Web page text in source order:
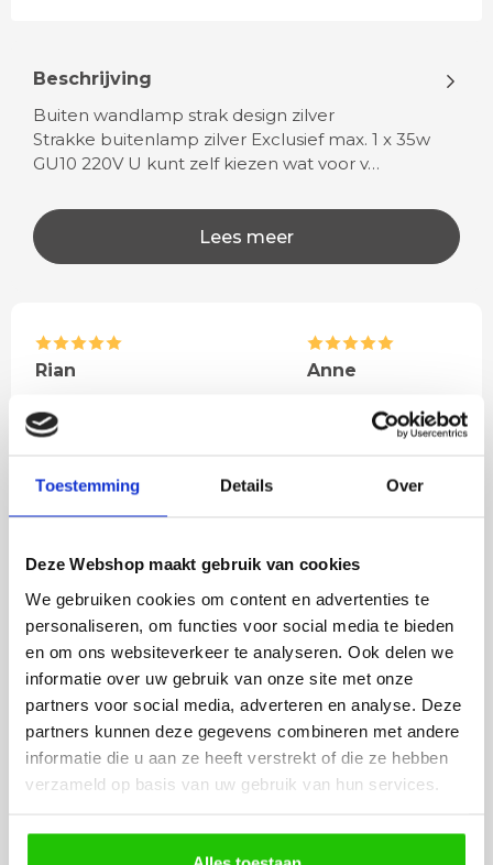
Toestemming Details Over
Deze Webshop maakt gebruik van cookies
We gebruiken cookies om content en advertenties te
personaliseren, om functies voor social media te bieden
en om ons websiteverkeer te analyseren. Ook delen we
informatie over uw gebruik van onze site met onze
partners voor social media, adverteren en analyse. Deze
partners kunnen deze gegevens combineren met andere
informatie die u aan ze heeft verstrekt of die ze hebben
verzameld op basis van uw gebruik van hun services.
Beschrijving
Buiten wandlamp strak design zilver
Strakke buitenlamp zilver Exclusief max. 1 x 35w
GU10 220V U kunt zelf kiezen wat voor v…
Lees meer
Rian
Fijne site waar ik een mooie
lamp heb uitgekozen en
werd deze al bezorgd. Super
netjes en veilig verpakt.
Anne
Het bestellen,
leveren verliep vlot en
artikel is zeer mooi
MEER PRODUCTEN
UIT DE SERIE WHAT